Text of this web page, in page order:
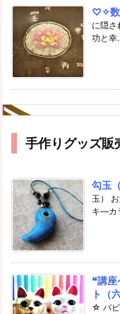
♡✧
に隠さ
功と
手作りグッズ販
勾玉
玉）
キ―カ
❝講座
ト（
☆ バビ